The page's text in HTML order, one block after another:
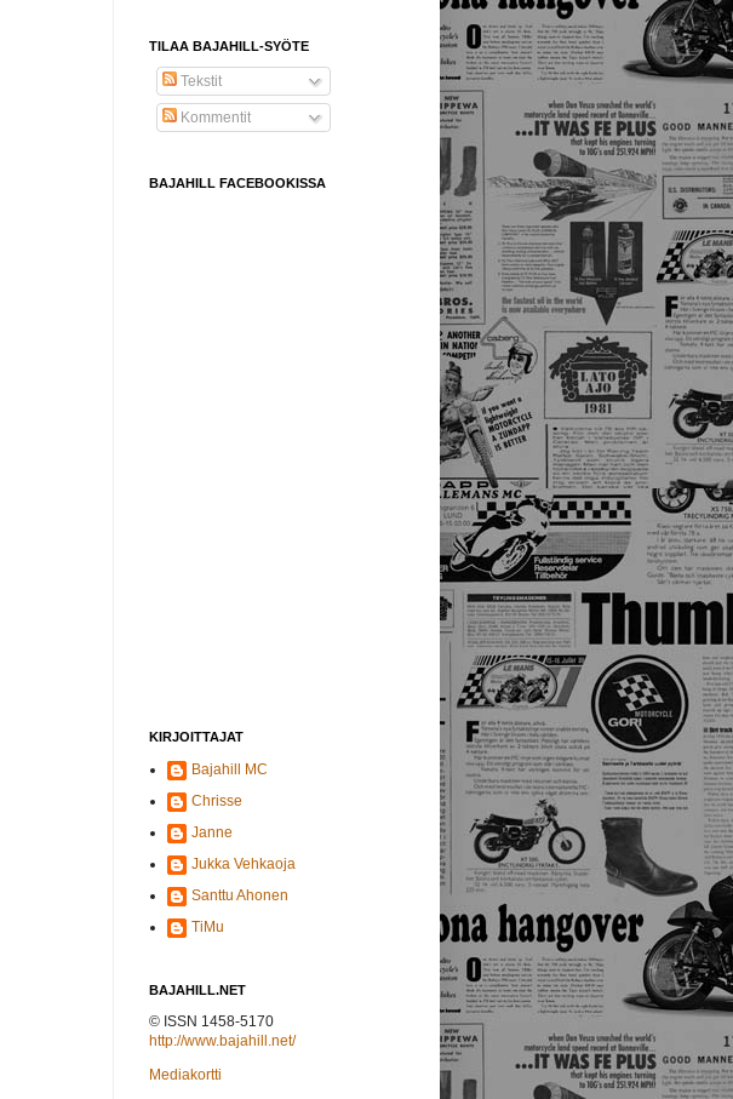
TILAA BAJAHILL-SYÖTE
Tekstit
Kommentit
BAJAHILL FACEBOOKISSA
KIRJOITTAJAT
Bajahill MC
Chrisse
Janne
Jukka Vehkaoja
Santtu Ahonen
TiMu
BAJAHILL.NET
© ISSN 1458-5170
http://www.bajahill.net/
Mediakortti